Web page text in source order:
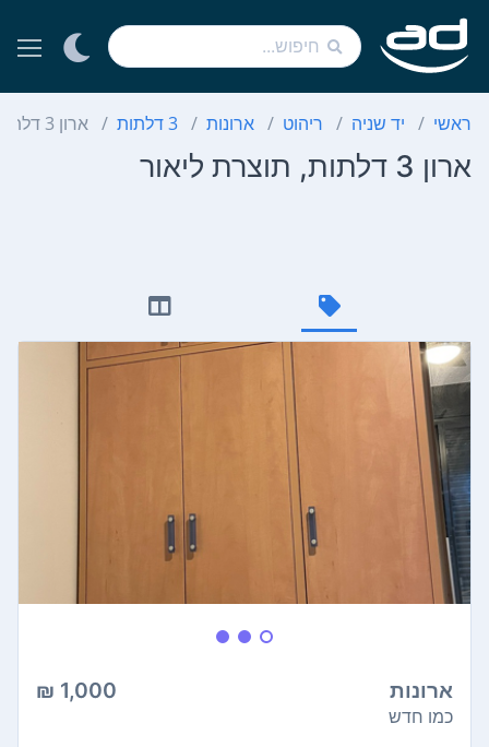
ראשי יד שניה ריהוט ארונות 3 דלתות ארון 3 דלתות, תוצרת ליאור
ארון 3 דלתות, תוצרת ליאור
ארונות 1,000 ₪
כמו חדש